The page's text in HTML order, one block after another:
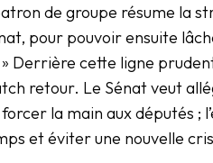
de groupe résume la
pour pouvoir ensuite
Derrière cette ligne
retour. Le Sénat veut
la main aux députés ;
et éviter une nouvelle